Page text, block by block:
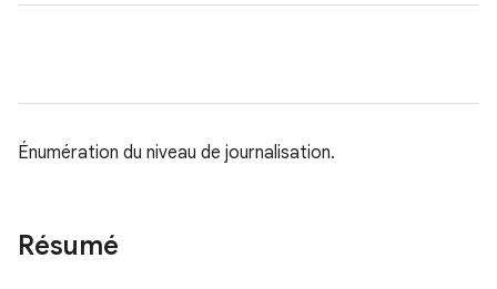
Énumération du niveau de journalisation.
Résumé